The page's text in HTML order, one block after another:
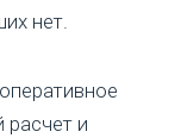
нет.
и